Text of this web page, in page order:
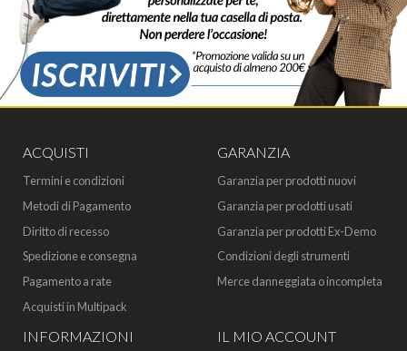
ACQUISTI
Termini e condizioni
Metodi di Pagamento
Diritto di recesso
Spedizione e consegna
Pagamento a rate
Acquisti in Multipack
GARANZIA
Garanzia per prodotti nuovi
Garanzia per prodotti usati
Garanzia per prodotti Ex-Demo
Condizioni degli strumenti
Merce danneggiata o incompleta
INFORMAZIONI IL MIO ACCOUNT